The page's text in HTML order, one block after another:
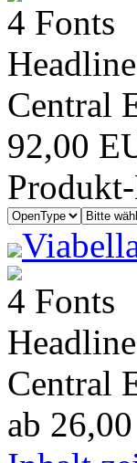
4 Fonts
Headline
Central
92,00
4 Fonts
Headline
Central
ab